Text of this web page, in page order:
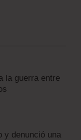
la guerra entre
y denunció una